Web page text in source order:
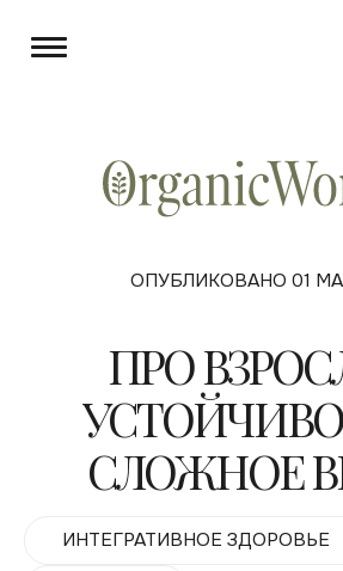
ОПУБЛИКОВАНО 01
ПРО
СЛОЖНОЕ
ИНТЕГРАТИВНОЕ ЗДОРОВЬЕ